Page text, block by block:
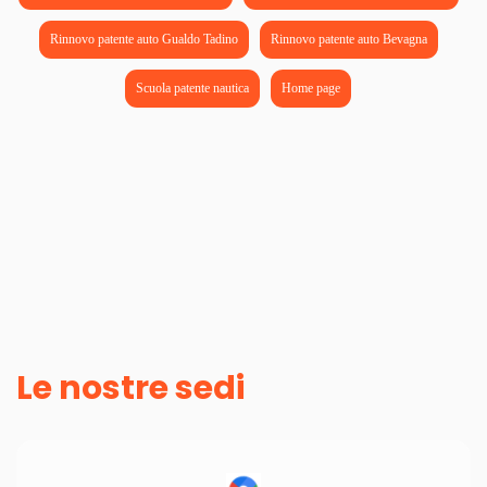
Rinnovo patente auto Gualdo Tadino Rinnovo patente auto Bevagna
Scuola patente nautica Home page
Le nostre sedi